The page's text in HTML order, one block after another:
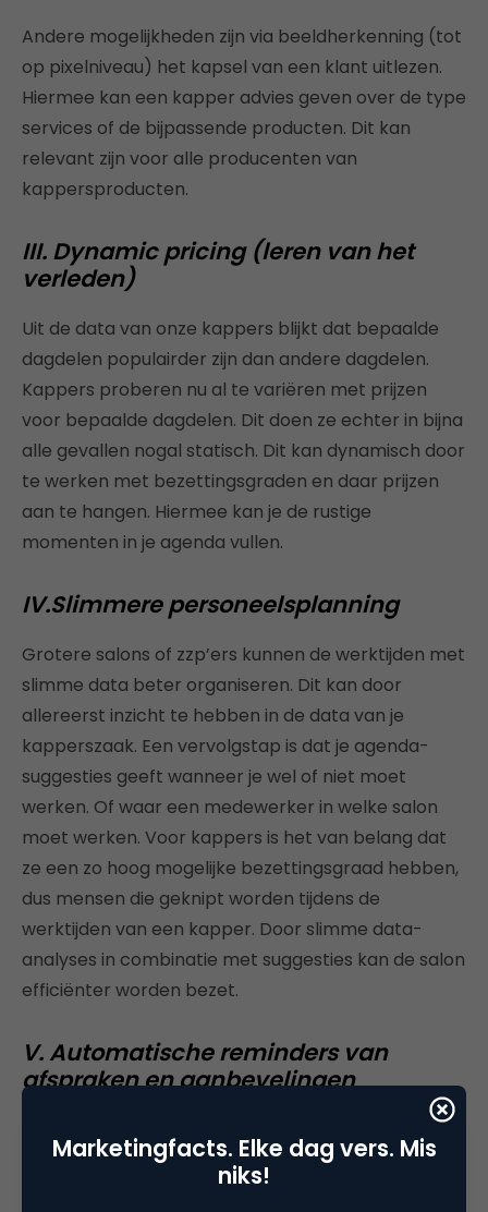
Andere mogelijkheden zijn via beeldherkenning (tot
op pixelniveau) het kapsel van een klant uitlezen.
Hiermee kan een kapper advies geven over de type
services of de bijpassende producten. Dit kan
relevant zijn voor alle producenten van
kappersproducten.
III. Dynamic pricing (leren van het
verleden)
Uit de data van onze kappers blijkt dat bepaalde
dagdelen populairder zijn dan andere dagdelen.
Kappers proberen nu al te variëren met prijzen
voor bepaalde dagdelen. Dit doen ze echter in bijna
alle gevallen nogal statisch. Dit kan dynamisch door
te werken met bezettingsgraden en daar prijzen
aan te hangen. Hiermee kan je de rustige
momenten in je agenda vullen.
IV.Slimmere personeelsplanning
Grotere salons of zzp’ers kunnen de werktijden met
slimme data beter organiseren. Dit kan door
allereerst inzicht te hebben in de data van je
kapperszaak. Een vervolgstap is dat je agenda-
suggesties geeft wanneer je wel of niet moet
werken. Of waar een medewerker in welke salon
moet werken. Voor kappers is het van belang dat
ze een zo hoog mogelijke bezettingsgraad hebben,
dus mensen die geknipt worden tijdens de
werktijden van een kapper. Door slimme data-
analyses in combinatie met suggesties kan de salon
efficiënter worden bezet.
V. Automatische reminders van
afspraken en aanbevelingen
De laatste toepassing is het gebruik van automatic
marketing. Door events in het verleden kun je de
Marketingfacts. Elke dag vers. Mis
niks!